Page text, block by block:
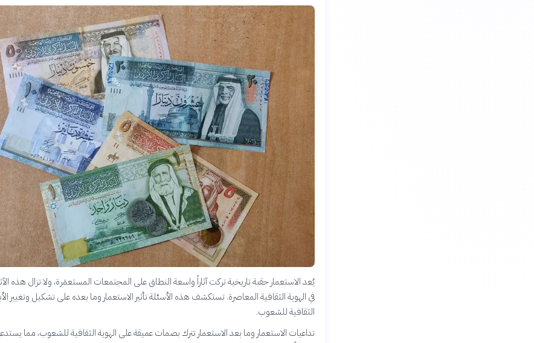
يُعد الاستعمار حقبة تاريخية تركت آثاراً واسعة النطاق على المجتمعات المستعمَرة، ولا تزال هذه
في الهوية الثقافية المعاصرة. تستكشف هذه الأسئلة تأثير الاستعمار وما بعده على تشكيل وتغيير
الثقافية للشعوب.
تداعيات الاستعمار وما بعد الاستعمار تترك بصمات عميقة على الهوية الثقافية للشعوب، مما